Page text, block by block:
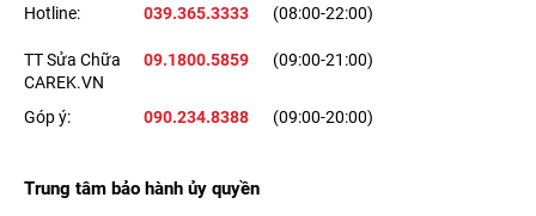
smartwatch này, bạn cần trang bị thêm một chiếc iPhone 11
trở lên và phải chạy iOS mới nhất.
Theo dõi sức khỏe toàn diện với Apple
Hotline: 039.365.3333 (08:00-22:00)
TT Sửa Chữa
CAREK.VN
09.1800.5859 (09:00-21:00)
Góp ý: 090.234.8388 (09:00-20:00)
Trung tâm bảo hành ủy quyền